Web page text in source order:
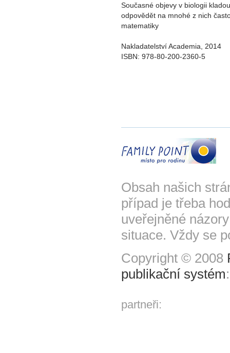
Současné objevy v biologii
odpovědět na mnohé z nich
matematiky
Nakladatelství Academia, 2014
ISBN: 978-80-200-2360-5
Obsah našich
případ je třeba
uveřejněné
situace. Vždy se
Copyright © 2008
publikační systém
partneři: